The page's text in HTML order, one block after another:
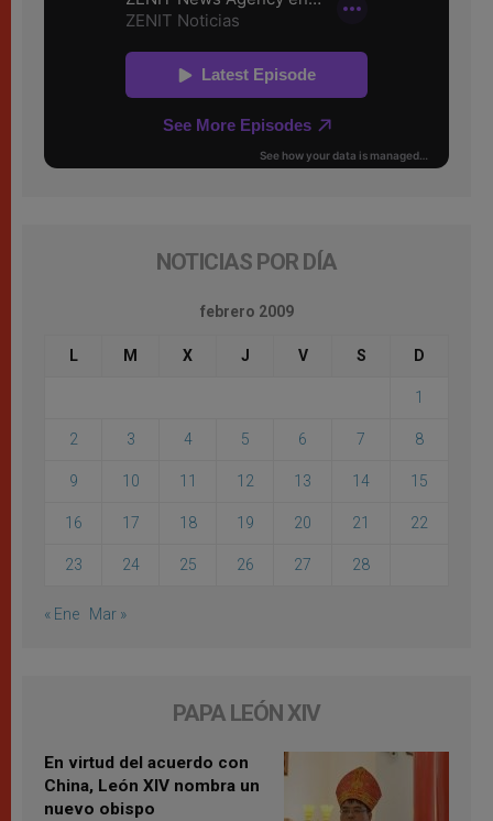
NOTICIAS POR DÍA
febrero 2009
L M X J V S D
1
2 3 4 5 6 7 8
9 10 11 12 13 14 15
16 17 18 19 20 21 22
23 24 25 26 27 28
« Ene Mar »
PAPA LEÓN XIV
En virtud del acuerdo con
China, León XIV nombra un
nuevo obispo